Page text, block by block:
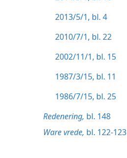
2013/5/1, bl. 4
2010/7/1, bl. 22
2002/11/1, bl. 15
1987/3/15, bl. 11
1986/7/15, bl. 25
Redenering, bl. 148
Ware vrede, bl. 122-123